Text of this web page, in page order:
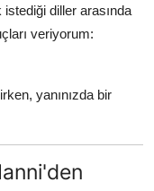
diller arasında
veriyorum:
yanınızda bir